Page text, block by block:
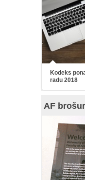
Kodeks
radu 2018
AF